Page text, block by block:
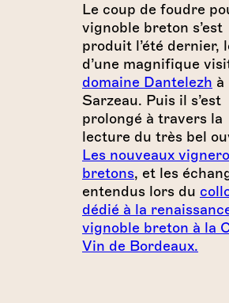
Le coup de foudre
vignoble breton s’est
produit l’été dernier,
d’une magnifique
domaine Dantelezh à
Sarzeau. Puis il s’est
prolongé à travers la
lecture du très bel
Les nouveaux
bretons, et les
entendus lors du
dédié à la
vignoble breton à la
Vin de Bordeaux.